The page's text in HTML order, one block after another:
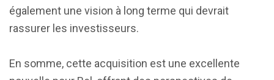
également une vision à long terme qui devrait
rassurer les investisseurs.
En somme, cette acquisition est une excellente